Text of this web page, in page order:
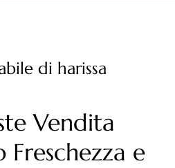
di harissa
Vendita
Freschezza e